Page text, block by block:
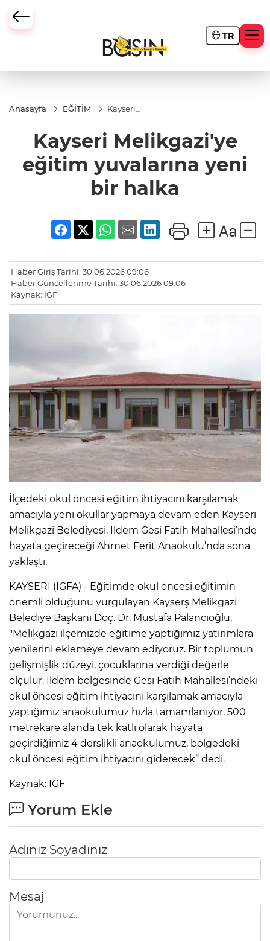
TR
Anasayfa EĞİTİM
Kayseri
yuvalarına
yeni bir
Kayseri Melikgazi'ye
eğitim yuvalarına yeni
bir halka
Haber Giriş Tarihi: 30.06.2026 09:06
Haber Güncellenme Tarihi: 30.06.2026 09:06
Kaynak: IGF
İlçedeki okul öncesi eğitim ihtiyacını karşılamak
amacıyla yeni okullar yapmaya devam eden Kayseri
Melikgazi Belediyesi, İldem Gesi Fatih Mahallesi’nde
hayata geçireceği Ahmet Ferit Anaokulu’nda sona
yaklaştı.
KAYSERİ (İGFA) - Eğitimde okul öncesi eğitimin
önemli olduğunu vurgulayan Kayserş Melikgazi
Belediye Başkanı Doç. Dr. Mustafa Palancıoğlu,
"Melikgazi ilçemizde eğitime yaptığımız yatırımlara
yenilerini eklemeye devam ediyoruz. Bir toplumun
gelişmişlik düzeyi, çocuklarına verdiği değerle
ölçülür. İldem bölgesinde Gesi Fatih Mahallesi’ndeki
okul öncesi eğitim ihtiyacını karşılamak amacıyla
yaptığımız anaokulumuz hızla tamamlanıyor. 500
metrekare alanda tek katlı olarak hayata
geçirdiğimiz 4 derslikli anaokulumuz, bölgedeki
okul öncesi eğitim ihtiyacını giderecek” dedi.
Kaynak: IGF
Yorum Ekle
Adınız Soyadınız
Mesaj